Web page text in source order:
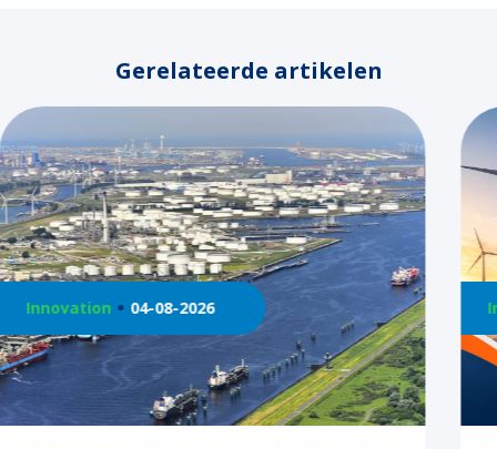
Gerelateerde artikelen
Innovation 21-07-2026